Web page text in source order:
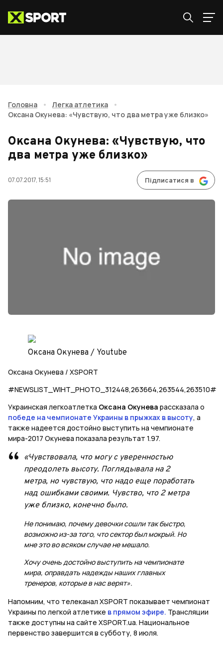
Головна • Легка атлетика
•
Оксана Окунева: «Чувствую, что два метра уже близко»
Оксана Окунева: «Чувствую, что
два метра уже близко»
07.07.2017, 15:51 Підписатися в
Оксана Окунева / Youtube
Оксана Окунева / XSPORT
#NEWSLIST_WIHT_PHOTO_312448,263664,263544,263510#
Украинская легкоатлетка Оксана Окунева рассказала о
победе на чемпионате Украины в прыжках в высоту, а
также надеется достойно выступить на чемпионате
мира-2017 Окунева показала результат 1.97.
«Чувствовала, что могу с уверенностью
преодолеть высоту. Поглядывала на 2
метра, но чувствую, что надо еще поработать
над ошибками своими. Чувство, что 2 метра
уже близко, конечно было.
Не понимаю, почему девочки сошли так быстро,
возможно из-за того, что сектор был мокрый. Но
мне это во всяком случае не мешало.
Хочу очень достойно выступить на чемпионате
мира, оправдать надежды наших главных
тренеров, которые в нас верят».
Напомним, что телеканал XSPORT показывает чемпионат
Украины по легкой атлетике в прямом эфире. Трансляции
также доступны на сайте XSPORT.ua. Национальное
первенство завершится в субботу, 8 июля.